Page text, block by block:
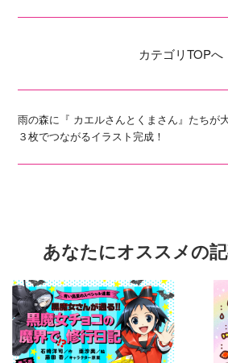
カテゴリTOPへ
雨の森に『 カエルさんとくまさん』たちが
３枚でつながるイラスト完成！
あなたにオススメの